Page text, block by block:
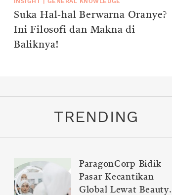
Suka Hal-hal Berwarna Oranye?
Ini Filosofi dan Makna di
Baliknya!
TRENDING
ParagonCorp Bidik
Pasar Kecantikan
Global Lewat Beauty